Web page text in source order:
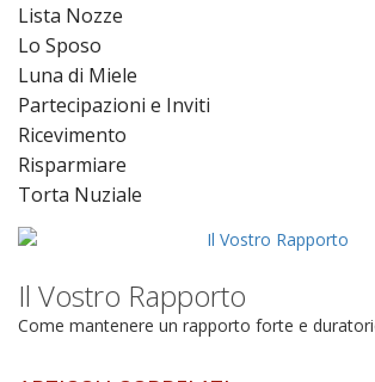
Lista Nozze
Lo Sposo
Luna di Miele
Partecipazioni e Inviti
Ricevimento
Risparmiare
Torta Nuziale
Il Vostro Rapporto
Come mantenere un rapporto forte e